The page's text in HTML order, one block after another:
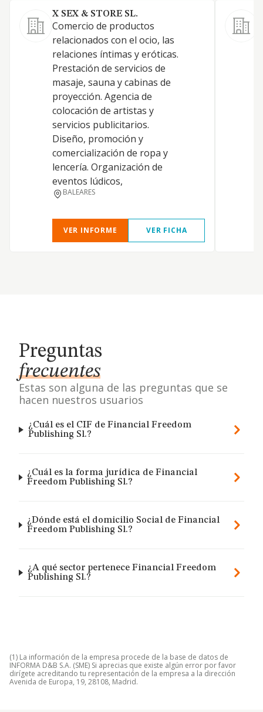
X SEX & STORE SL.
Comercio de productos
relacionados con el ocio, las
relaciones íntimas y eróticas.
Prestación de servicios de
masaje, sauna y cabinas de
proyección. Agencia de
colocación de artistas y
servicios publicitarios.
Diseño, promoción y
comercialización de ropa y
lencería. Organización de
eventos lúdicos,
BALEARES
VER INFORME VER FICHA
Preguntas
frecuentes
Estas son alguna de las preguntas que se
hacen nuestros usuarios
¿Cuál es el CIF de Financial Freedom
Publishing Sl.?
¿Cuál es la forma jurídica de Financial
Freedom Publishing Sl.?
¿Dónde está el domicilio Social de Financial
Freedom Publishing Sl.?
¿A qué sector pertenece Financial Freedom
Publishing Sl.?
(1) La información de la empresa procede de la base de datos de
INFORMA D&B S.A. (SME) Si aprecias que existe algún error por favor
dirígete acreditando tu representación de la empresa a la dirección
Avenida de Europa, 19, 28108, Madrid.